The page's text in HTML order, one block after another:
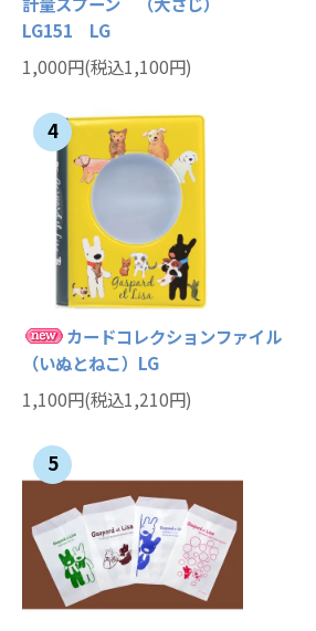
LG151 LG
1,000円(税込1,100円)
4
カードコレクションファイル
（いぬとねこ）LG
1,100円(税込1,210円)
5